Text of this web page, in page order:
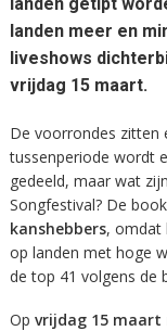
landen meer en
liveshows
vrijdag 15 maart.
De voorrondes zitten
tussenperiode wordt
gedeeld, maar wat
Songfestival? De
kanshebbers, omdat
op landen met hoge
de top 41 volgens de
Op vrijdag 15 maart